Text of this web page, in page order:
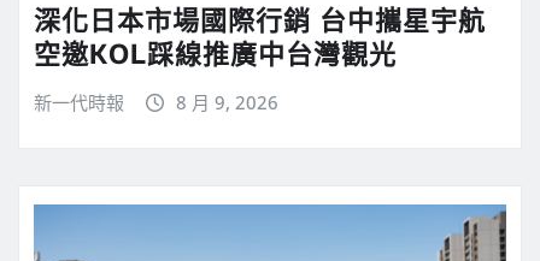
深化日本市場國際行銷 台中攜星宇航
空邀KOL踩線推廣中台灣觀光
新一代時報 8 月 9, 2026